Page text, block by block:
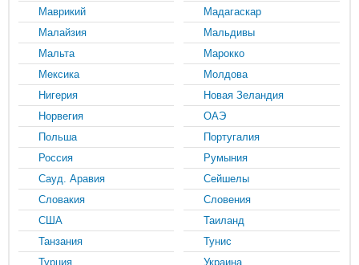
Маврикий
Мадагаскар
Малайзия
Мальдивы
Мальта
Марокко
Мексика
Молдова
Нигерия
Новая Зеландия
Норвегия
ОАЭ
Польша
Португалия
Россия
Румыния
Сауд. Аравия
Сейшелы
Словакия
Словения
США
Таиланд
Танзания
Тунис
Турция
Украина